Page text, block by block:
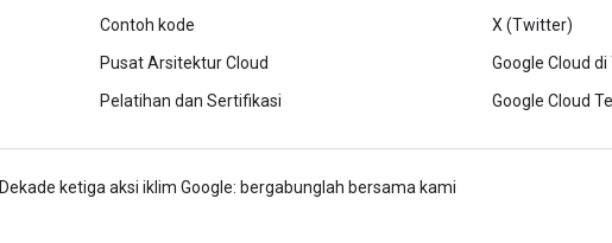
Contoh kode
Pusat Arsitektur Cloud
Pelatihan dan Sertifikasi
X (Twitter)
Google Cloud di
Google Cloud
Dekade ketiga aksi iklim Google: bergabunglah bersama kami